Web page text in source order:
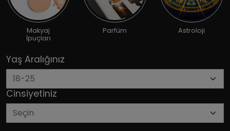
Makyaj
İpuçları
Parfüm Astroloji
Yaş Aralığınız
Cinsiyetiniz